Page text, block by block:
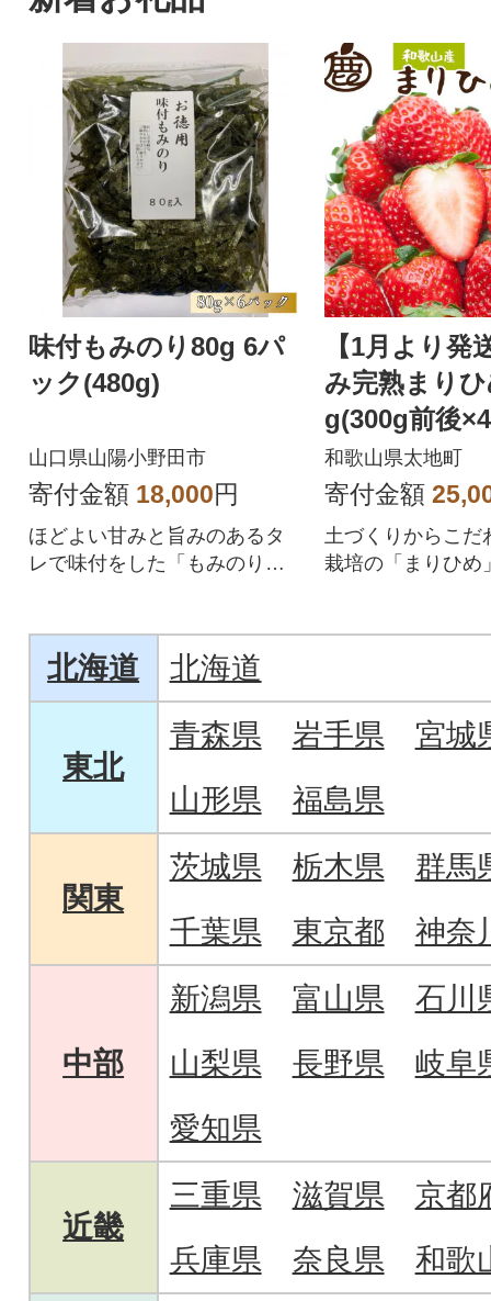
味付もみのり80g 6パ
ック(480g)
山口県山陽小野田市
寄付金額 18,000円
ほどよい甘みと旨みのあるタ
レで味付をした「もみのり」
【1月より発
み完熟まり
g(300g前後
【ikd779sato
和歌山県太地町
寄付金額
土づくりからこだ
栽培の「まりひめ
北海道 北海道
東北
青森県 岩手県
宮城
山形県
福島県
関東
茨城県 栃木県
群馬
千葉県
東京都 神奈
中部
新潟県 富山県
石川
山梨県
長野県
岐阜
愛知県
近畿
三重県 滋賀県
京都
兵庫県
奈良県 和歌